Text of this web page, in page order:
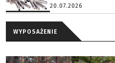
20.07.2026
WYPOSAŻENIE